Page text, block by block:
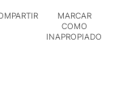
MARCAR
COMO
INAPROPIADO